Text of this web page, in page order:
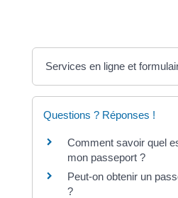
Services en ligne et
Questions ? Réponses !
Comment savoir quel
mon passeport ?
Peut-on obtenir un
?